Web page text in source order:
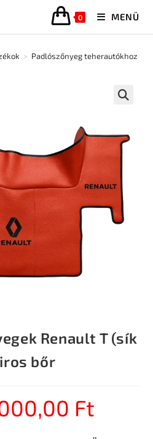
0 MENÜ
> Padlószőnyeg teherautókhoz
Renault T (sík
bőr
Ft